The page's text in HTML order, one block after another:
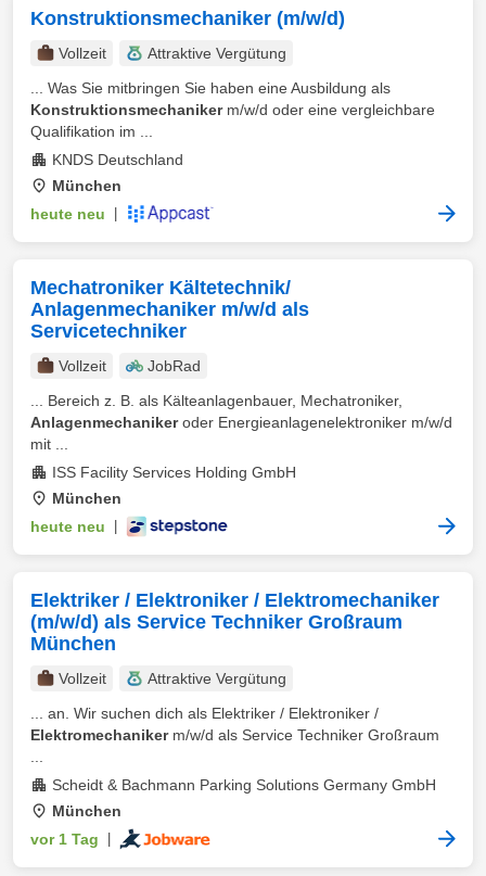
Konstruktionsmechaniker (m/w/d)
Vollzeit
Attraktive Vergütung
... Was Sie mitbringen Sie haben eine Ausbildung als
Konstruktionsmechanikerm/w/d oder eine vergleichbare
Qualifikation im ...
KNDS Deutschland
München
heute neu
Mechatroniker Kältetechnik/
Anlagenmechaniker m/w/d als
Servicetechniker
Vollzeit
JobRad
... Bereich z. B. als Kälteanlagenbauer, Mechatroniker,
Anlagenmechanikeroder Energieanlagenelektroniker m/w/d
mit ...
ISS Facility Services Holding GmbH
München
heute neu
Elektriker / Elektroniker / Elektromechaniker
(m/w/d) als Service Techniker Großraum
München
Vollzeit
Attraktive Vergütung
... an. Wir suchen dich als Elektriker / Elektroniker /
Elektromechanikerm/w/d als Service Techniker Großraum
Scheidt & Bachmann Parking Solutions Germany GmbH
München
vor 1 Tag